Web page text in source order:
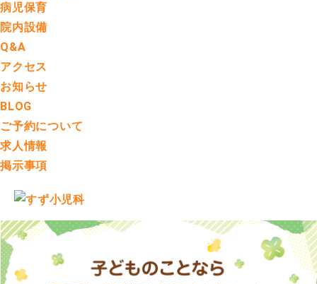
病児保育
院内設備
Q&A
アクセス
お知らせ
BLOG
ご予約について
求人情報
掲示事項